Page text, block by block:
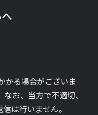
かる場合がございま
お、当方で不適切、
は行いません。